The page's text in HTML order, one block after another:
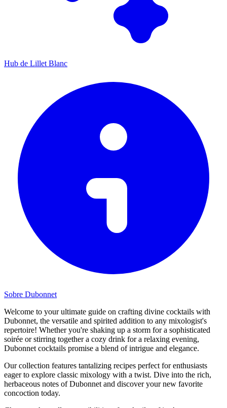
Hub de Lillet Blanc
Sobre Dubonnet
Welcome to your ultimate guide on crafting divine cocktails with
Dubonnet, the versatile and spirited addition to any mixologist's
repertoire! Whether you're shaking up a storm for a sophisticated
soirée or stirring together a cozy drink for a relaxing evening,
Dubonnet cocktails promise a blend of intrigue and elegance.
Our collection features tantalizing recipes perfect for enthusiasts
eager to explore classic mixology with a twist. Dive into the rich,
herbaceous notes of Dubonnet and discover your new favorite
concoction today.